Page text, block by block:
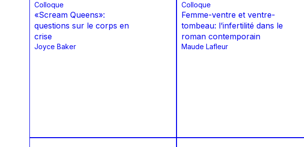
Colloque
«Scream Queens»:
questions sur le corps en
crise
Joyce Baker
Colloque
Femme-ventre et ventre-
tombeau: l’infertilité dans le
roman contemporain
Maude Lafleur